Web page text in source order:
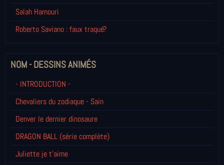
Salah Hamouri
Roberto Saviano : faux traqué?
NOM - DESSINS ANIMÉS
- INTRODUCTION -
Chevaliers du zodiaque - Sain
Denver le dernier dinosaure
DRAGON BALL (série complète)
Juliette je t’aime